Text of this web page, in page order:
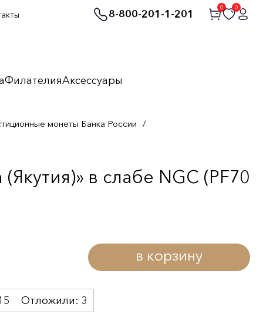
8-800-201-1-201
0 0
ФилателияАксессуары
монеты Банка России /
в слабе NGC (PF70
в корзину
Отложили: 3